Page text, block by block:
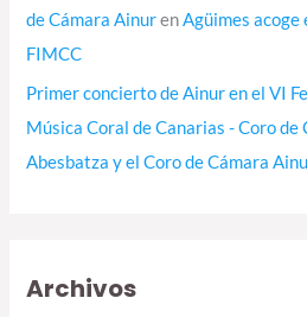
de Cámara AinurenAgüimes acoge
FIMCC
Primer concierto de Ainur en el VI
Música Coral de Canarias - Coro de
Abesbatza y el Coro de Cámara
Archivos